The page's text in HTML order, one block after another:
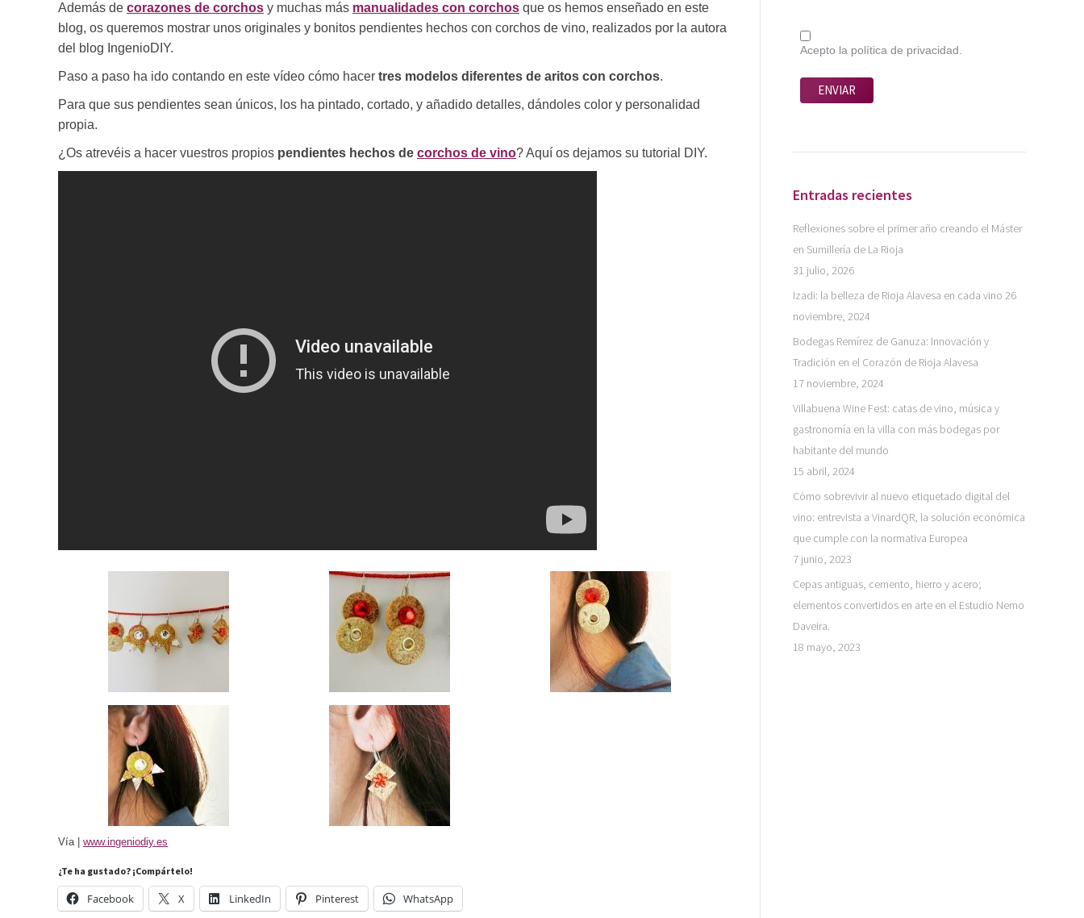
Además de corazones de corchos y muchas más manualidades con corchos que os hemos enseñado en este
blog, os queremos mostrar unos originales y bonitos pendientes hechos con corchos de vino, realizados por la autora
del blog IngenioDIY.
Paso a paso ha ido contando en este vídeo cómo hacer tres modelos diferentes de aritos con corchos.
Para que sus pendientes sean únicos, los ha pintado, cortado, y añadido detalles, dándoles color y personalidad
propia.
¿Os atrevéis a hacer vuestros propios pendientes hechos de corchos de vino? Aquí os dejamos su tutorial DIY.
Vía | www.ingeniodiy.es
¿Te ha gustado? ¡Compártelo!
Facebook X LinkedIn Pinterest WhatsApp
Acepto la política de privacidad.
Entradas recientes
Reflexiones sobre el primer año creando el Máster
en Sumillería de La Rioja
31 julio, 2026
Izadi: la belleza de Rioja Alavesa en cada vino 26
noviembre, 2024
Bodegas Remírez de Ganuza: Innovación y
Tradición en el Corazón de Rioja Alavesa
17 noviembre, 2024
Villabuena Wine Fest: catas de vino, música y
gastronomía en la villa con más bodegas por
habitante del mundo
15 abril, 2024
Cómo sobrevivir al nuevo etiquetado digital del
vino: entrevista a VinardQR, la solución económica
que cumple con la normativa Europea
7 junio, 2023
Cepas antiguas, cemento, hierro y acero;
elementos convertidos en arte en el Estudio Nemo
Daveira.
18 mayo, 2023